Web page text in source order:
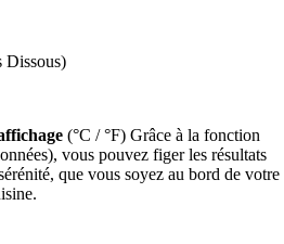
Dissous)
(°C / °F) Grâce à la fonction
vous pouvez figer les résultats
que vous soyez au bord de votre